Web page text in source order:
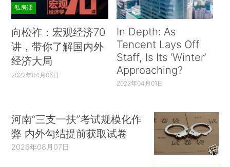
私房课
向松祚：宏观经济70
讲，带你了解国内外
经济大局
2022年04月06日
In Depth: As
Tencent Lays Off
Staff, Is Its ‘Winter’
Approaching?
2022年04月01日
河南“三支一扶”考试规模化作
弊 内外勾结提前获取试卷
2026年08月07日